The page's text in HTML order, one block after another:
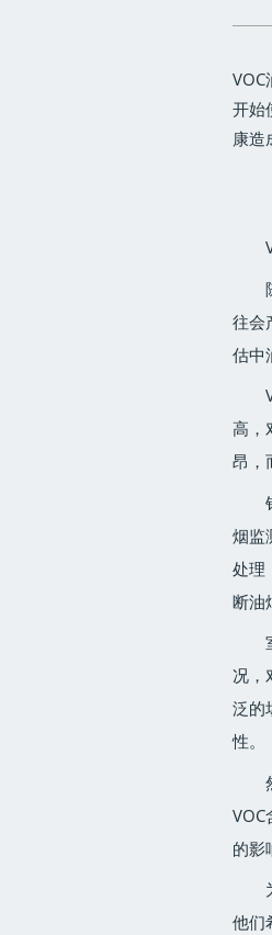
开始
康造
往会
估中
高，
昂，
烟监
处理
断油
况，
泛的
性。
的影
他们